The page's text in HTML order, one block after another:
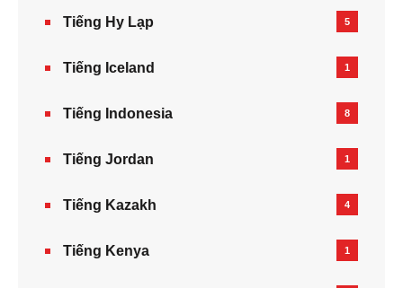
Tiếng Hy Lạp 5
Tiếng Iceland 1
Tiếng Indonesia 8
Tiếng Jordan 1
Tiếng Kazakh‎ 4
Tiếng Kenya 1